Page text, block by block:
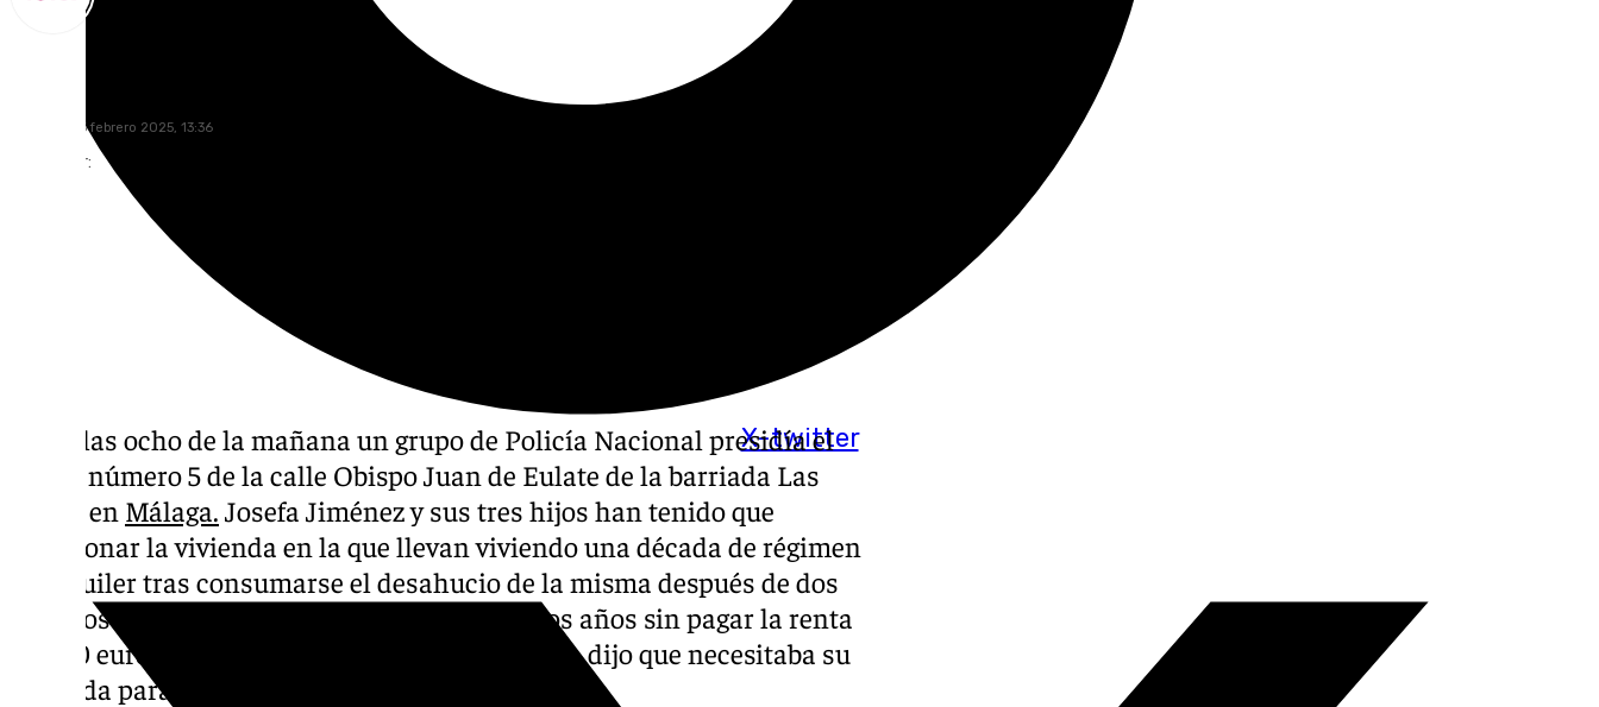
X-twitter
miércoles, 5 febrero 2025, 13:36
Compartir:
Sobre las ocho de la mañana un grupo de Policía Nacional presidía el
portal número 5 de la calle Obispo Juan de Eulate de la barriada Las
Flores en Málaga. Josefa Jiménez y sus tres hijos han tenido que
abandonar la vivienda en la que llevan viviendo una década de régimen
de alquiler tras consumarse el desahucio de la misma después de dos
intentos anteriores de lanzamiento y llevar dos años sin pagar la renta
de 500 euros mensuales a su propietario, que ya dijo que necesitaba su
vivienda para su hijo.